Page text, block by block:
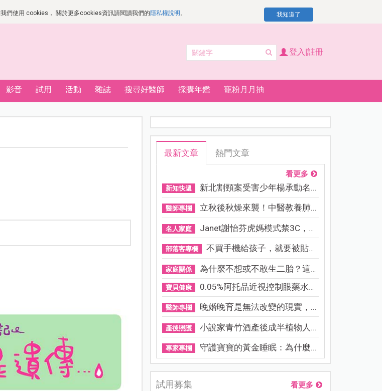
們使用 cookies， 關於更多cookies資訊請閱讀我們的隱私權說明 。 我知道了
登入|註冊
影音 試用 活動 雜誌 搜尋好醫師 採購年鑑 寵粉月月抽
最新文章 熱門文章
看更多
新知快遞 新北割頸案受害少年楊承勳名...
醫師專欄 立秋後秋燥來襲！中醫教養肺...
名人家庭 Janet謝怡芬虎媽模式禁3C，看...
部落客專欄 不買手機給孩子，就要被貼「...
家庭關係 為什麼不想或不敢生二胎？這8...
寶貝健康 0.05%阿托品近視控制眼藥水納...
醫師專欄 晚婚晚育是無法改變的現實，...
產後照護 小說家青竹酒產後成半植物人...
專家專欄 守護寶寶的黃金睡眠：為什麼...
試用募集 看更多